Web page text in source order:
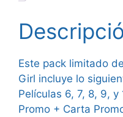
Este pack limitado
Girl incluye lo
Películas 6, 7, 8, 9,
Promo + Carta